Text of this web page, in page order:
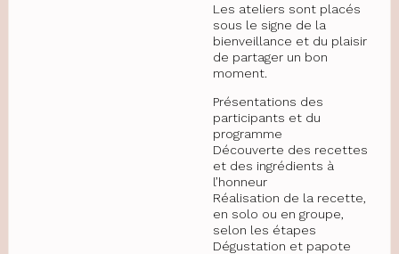
Les ateliers sont placés
sous le signe de la
bienveillance et du plaisir
de partager un bon
moment.
Présentations des
participants et du
programme
Découverte des recettes
et des ingrédients à
l’honneur
Réalisation de la recette,
en solo ou en groupe,
selon les étapes
Dégustation et papote